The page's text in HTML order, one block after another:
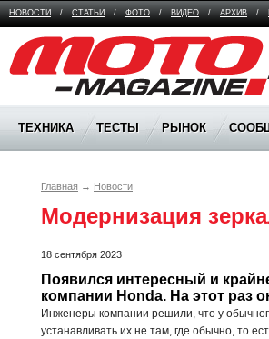
НОВОСТИ / СТАТЬИ / ФОТО / ВИДЕО / АРХИВ /
Moto Magazine
ТЕХНИКА ТЕСТЫ РЫНОК
Главная → Новости
Модернизация
18 сентября 2023
Появился интересный и
компании Honda. На этот раз
Инженеры компании решили, что у
устанавливать их не там, где обычно, то